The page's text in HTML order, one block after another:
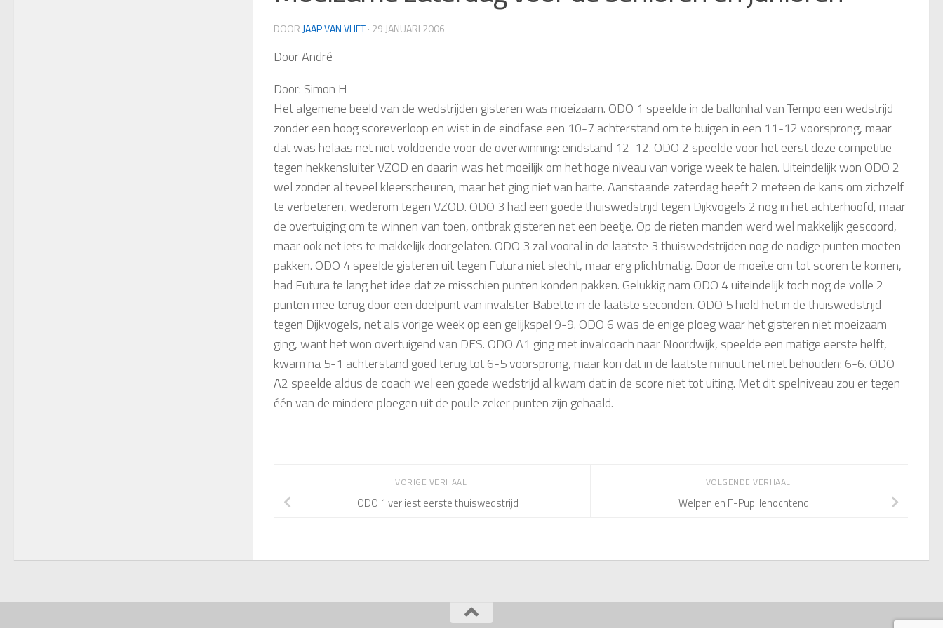
DOOR JAAP VAN VLIET· 29 JANUARI 2006
Door André
Door: Simon H
Het algemene beeld van de wedstrijden gisteren was moeizaam. ODO 1 speelde in de ballonhal van Tempo een wedstrijd
zonder een hoog scoreverloop en wist in de eindfase een 10-7 achterstand om te buigen in een 11-12 voorsprong, maar
dat was helaas net niet voldoende voor de overwinning: eindstand 12-12. ODO 2 speelde voor het eerst deze competitie
tegen hekkensluiter VZOD en daarin was het moeilijk om het hoge niveau van vorige week te halen. Uiteindelijk won ODO 2
wel zonder al teveel kleerscheuren, maar het ging niet van harte. Aanstaande zaterdag heeft 2 meteen de kans om zichzelf
te verbeteren, wederom tegen VZOD. ODO 3 had een goede thuiswedstrijd tegen Dijkvogels 2 nog in het achterhoofd, maar
de overtuiging om te winnen van toen, ontbrak gisteren net een beetje. Op de rieten manden werd wel makkelijk gescoord,
maar ook net iets te makkelijk doorgelaten. ODO 3 zal vooral in de laatste 3 thuiswedstrijden nog de nodige punten moeten
pakken. ODO 4speelde gisteren uit tegen Futura niet slecht, maar erg plichtmatig. Door de moeite om tot scoren te komen,
had Futura te lang het idee dat ze misschien punten konden pakken. Gelukkig nam ODO 4 uiteindelijk toch nog de volle 2
punten mee terug door een doelpunt van invalster Babette in de laatste seconden. ODO 5hield het in de thuiswedstrijd
tegen Dijkvogels, net als vorige week op een gelijkspel 9-9. ODO 6was de enige ploeg waar het gisteren niet moeizaam
ging, want het won overtuigend van DES. ODO A1 ging met invalcoach naar Noordwijk, speelde een matige eerste helft,
kwam na 5-1 achterstand goed terug tot 6-5 voorsprong, maar kon dat in de laatste minuut net niet behouden: 6-6. ODO
A2 speelde aldus de coach wel een goede wedstrijd al kwam dat in de score niet tot uiting. Met dit spelniveau zou er tegen
één van de mindere ploegen uit de poule zeker punten zijn gehaald.
VOLGENDE VERHAAL
Welpen en F-Pupillenochtend
VORIGE VERHAAL
ODO 1 verliest eerste thuiswedstrijd